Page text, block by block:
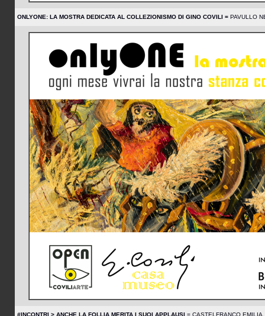
ONLYONE: LA MOSTRA DEDICATA AL COLLEZIONISMO DI GINO COVILI = PAVULLO
#INCONTRI > ANCHE LA FOLLIA MERITA I SUOI APPLAUSI = CASTELFRANCO